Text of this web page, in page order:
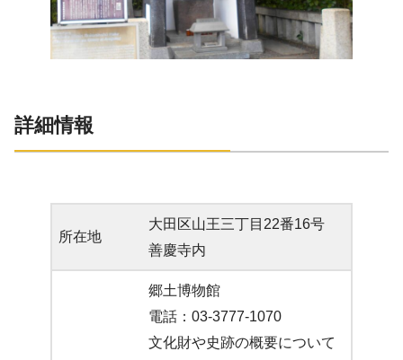
詳細情報
所在地
大田区山王三丁目22番16号
善慶寺内
郷土博物館
電話：03-3777-1070
文化財や史跡の概要について